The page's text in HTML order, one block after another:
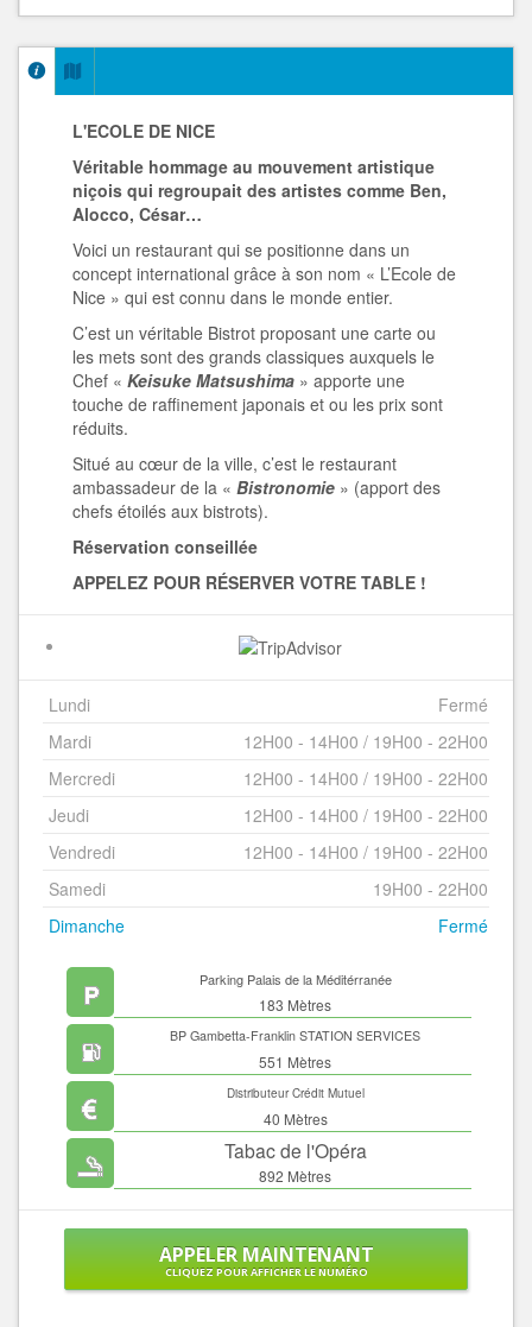
L'ECOLE DE NICE
Véritable hommage au mouvement artistique
niçois qui regroupait des artistes comme Ben,
Alocco, César…
Voici un restaurant qui se positionne dans un
concept international grâce à son nom « L’Ecole de
Nice » qui est connu dans le monde entier.
C’est un véritable Bistrot proposant une carte ou
les mets sont des grands classiques auxquels le
Chef « Keisuke Matsushima » apporte une
touche de raffinement japonais et ou les prix sont
réduits.
Situé au cœur de la ville, c’est le restaurant
ambassadeur de la « Bistronomie » (apport des
chefs étoilés aux bistrots).
Réservation conseillée
APPELEZ POUR RÉSERVER VOTRE TABLE !
Lundi
Fermé
Mardi
12H00 - 14H00 / 19H00 - 22H00
Mercredi
12H00 - 14H00 / 19H00 - 22H00
Jeudi
12H00 - 14H00 / 19H00 - 22H00
Vendredi
12H00 - 14H00 / 19H00 - 22H00
Samedi
19H00 - 22H00
Dimanche
Fermé
Parking Palais de la Méditérranée
183 Mètres
BP Gambetta-Franklin STATION SERVICES
551 Mètres
Distributeur Crédit Mutuel
40 Mètres
Tabac de l'Opéra
892 Mètres
APPELER MAINTENANT
CLIQUEZ POUR AFFICHER LE NUMÉRO